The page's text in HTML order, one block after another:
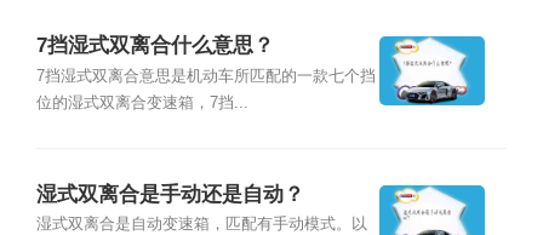
7挡湿式双离合什么意思？
7挡湿式双离合意思是机动车所匹配的一款七个挡
位的湿式双离合变速箱，7挡...
湿式双离合是手动还是自动？
湿式双离合是自动变速箱，匹配有手动模式。以